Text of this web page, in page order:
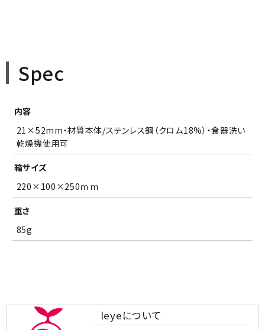
Spec
内容
21×52mm・材質本体/ステンレス鋼（クロム18%）・食器洗い
乾燥機使用可
箱サイズ
220×100×250ｍｍ
重さ
85g
leyeについて